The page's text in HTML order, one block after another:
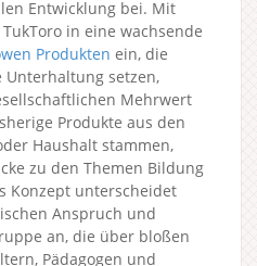
Entwicklung bei. Mit
in eine wachsende
Produkten ein, die
setzen,
Mehrwert
Produkte aus den
Haushalt stammen,
zu den Themen Bildung
Konzept unterscheidet
Anspruch und
an, die über bloßen
Pädagogen und